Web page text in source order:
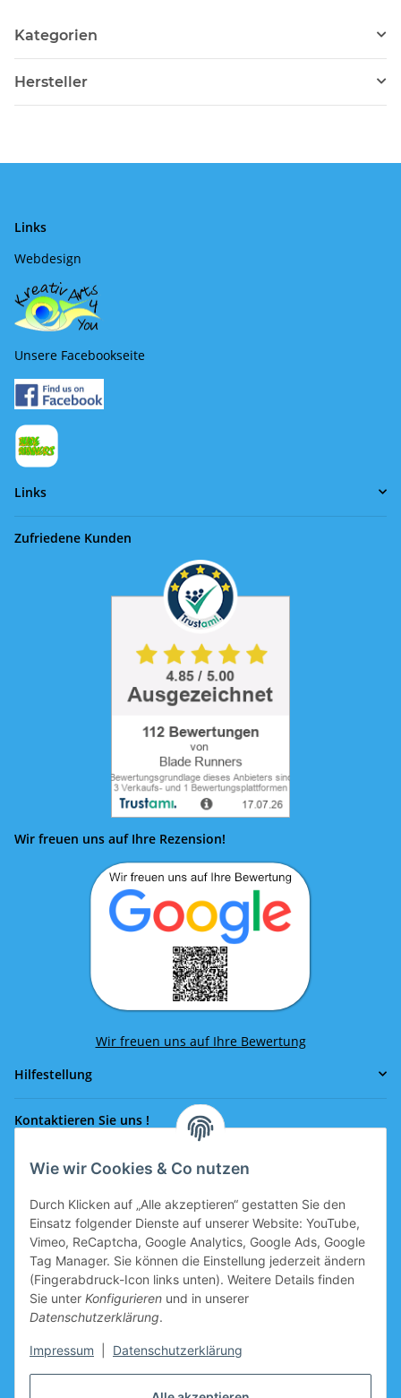
Wie wir Cookies & Co nutzen
Durch Klicken auf „Alle akzeptieren“ gestatten Sie den
Einsatz folgender Dienste auf unserer Website: YouTube,
Vimeo, ReCaptcha, Google Analytics, Google Ads, Google
Tag Manager. Sie können die Einstellung jederzeit ändern
(Fingerabdruck-Icon links unten). Weitere Details finden
Sie unter Konfigurieren und in unserer
Datenschutzerklärung.
Impressum Datenschutzerklärung
Kategorien
Hersteller
Links
Webdesign
Unsere Facebookseite
Links
Zufriedene Kunden
Wir freuen uns auf Ihre Rezension!
Wir freuen uns auf Ihre Bewertung
Hilfestellung
Kontaktieren Sie uns !
Rufen Sie uns an!
office@eissport.at
Mitglied der WKO
Informationen
Neukundengutschein